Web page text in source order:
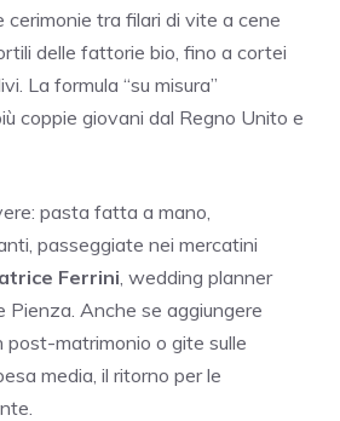
cerimonie tra filari di vite a cene
delle fattorie bio, fino a cortei
La formula “su misura”
coppie giovani dal Regno Unito e
pasta fatta a mano,
passeggiate nei mercatini
Ferrini , wedding planner
Anche se aggiungere
post-matrimonio o gite sulle
media, il ritorno per le